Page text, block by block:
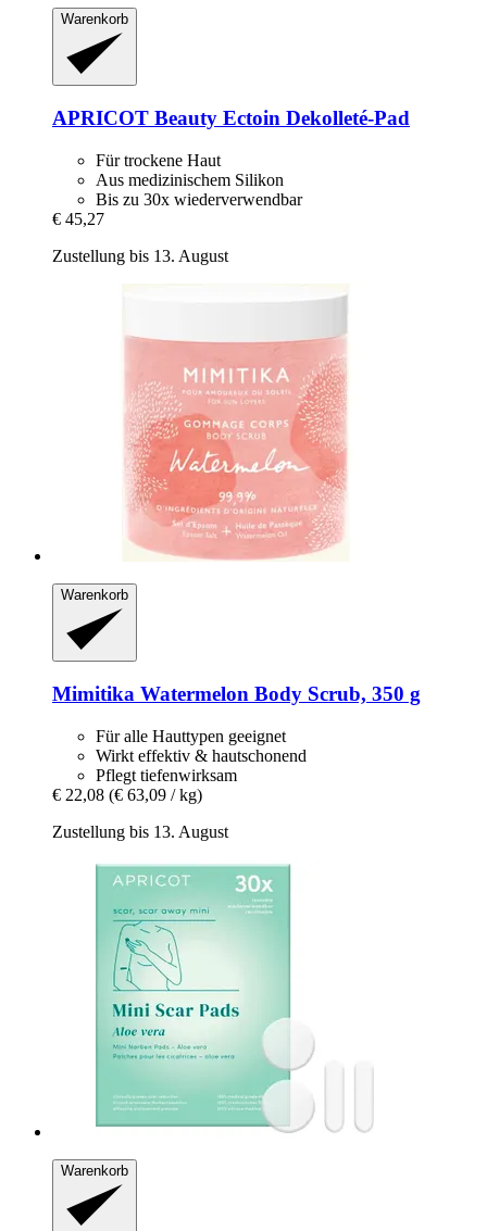
Warenkorb
APRICOT Beauty Ectoin Dekolleté-​Pad
Für trockene Haut
Aus medizinischem Silikon
Bis zu 30x wiederverwendbar
€ 45,27
Zustellung bis 13. August
Warenkorb
Mimitika Watermelon Body Scrub, 350 g
Für alle Hauttypen geeignet
Wirkt effektiv & hautschonend
Pflegt tiefenwirksam
€ 22,08 (€ 63,09 / kg)
Zustellung bis 13. August
Warenkorb